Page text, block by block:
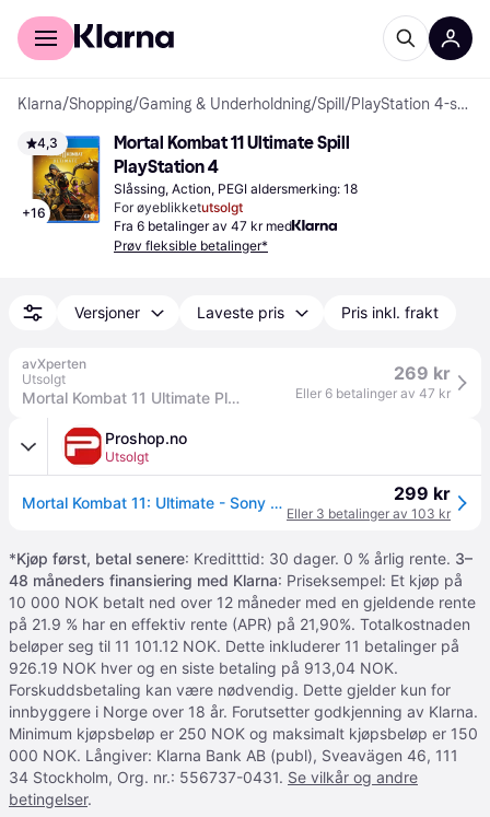
For kunder
Klarna/Shopping/Gaming & Underholdning/Spill / PlayStation 4-spill
4,3
+16
Mortal Kombat 11 Ultimate Spill
PlayStation 4
Slåssing, Action, PEGI aldersmerking: 18
For øyeblikketutsolgt
Fra 6 betalinger av 47 kr med
Prøv fleksible betalinger*
Versjoner Laveste pris Pris inkl. frakt
avXperten
Utsolgt
Mortal Kombat 11 Ultimate PlayStation 4 Spill
269 kr
Eller 6 betalinger av 47 kr
Proshop.no
Utsolgt
Mortal Kombat 11: Ultimate - Sony PlayStation 4 - Kamp 299 kr
Eller 3 betalinger av 103 kr
*Kjøp først, betal senere: Kreditttid: 30 dager. 0 % årlig rente. 3–
48 måneders finansiering med Klarna: Priseksempel: Et kjøp på
10 000 NOK betalt ned over 12 måneder med en gjeldende rente
på 21.9 % har en effektiv rente (APR) på 21,90%. Totalkostnaden
beløper seg til 11 101.12 NOK. Dette inkluderer 11 betalinger på
926.19 NOK hver og en siste betaling på 913,04 NOK.
Forskuddsbetaling kan være nødvendig. Dette gjelder kun for
innbyggere i Norge over 18 år. Forutsetter godkjenning av Klarna.
Minimum kjøpsbeløp er 250 NOK og maksimalt kjøpsbeløp er 150
000 NOK. Långiver: Klarna Bank AB (publ), Sveavägen 46, 111
34 Stockholm, Org. nr.: 556737-0431. Se vilkår og andre
betingelser.